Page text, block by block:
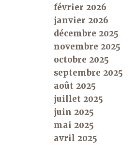
février 2026
janvier 2026
décembre 2025
novembre 2025
octobre 2025
septembre 2025
août 2025
juillet 2025
juin 2025
mai 2025
avril 2025